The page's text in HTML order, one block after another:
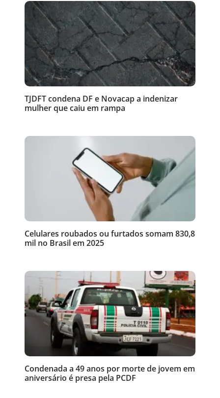
TJDFT condena DF e Novacap a indenizar
mulher que caiu em rampa
Celulares roubados ou furtados somam 830,8
mil no Brasil em 2025
Condenada a 49 anos por morte de jovem em
aniversário é presa pela PCDF